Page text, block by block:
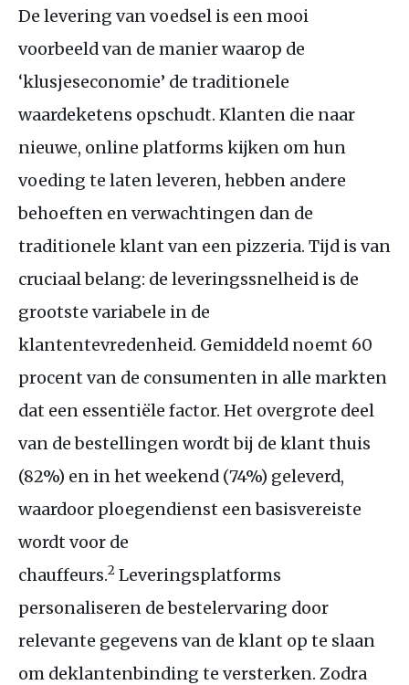
De levering van voedsel is een mooi
voorbeeld van de manier waarop de
‘klusjeseconomie’ de traditionele
waardeketens opschudt. Klanten die naar
nieuwe, online platforms kijken om hun
voeding te laten leveren, hebben andere
behoeften en verwachtingen dan de
traditionele klant van een pizzeria. Tijd is van
cruciaal belang: de leveringssnelheid is de
grootste variabele in de
klantentevredenheid. Gemiddeld noemt 60
procent van de consumenten in alle markten
dat een essentiële factor. Het overgrote deel
van de bestellingen wordt bij de klant thuis
(82%) en in het weekend (74%) geleverd,
waardoor ploegendienst een basisvereiste
wordt voor de
chauffeurs.2 Leveringsplatforms
personaliseren de bestelervaring door
relevante gegevens van de klant op te slaan
om deklantenbinding te versterken. Zodra